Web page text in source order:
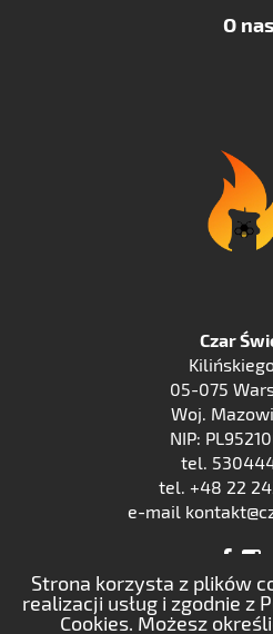
Strona korzysta z plików
realizacji usług i zgodnie z
Cookies. Możesz
O nas
Czar
05-075
Woj.
NIP:
tel.
tel. +48 22
e-mail